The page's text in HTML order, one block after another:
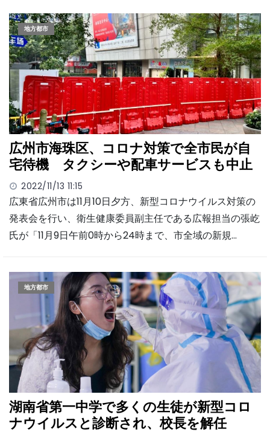
地方都市
広州市海珠区、コロナ対策で全市民が自
宅待機 タクシーや配車サービスも中止
2022/11/13 11:15
広東省広州市は11月10日夕方、新型コロナウイルス対策の
発表会を行い、衛生健康委員副主任である広報担当の張屹
氏が「11月9日午前0時から24時まで、市全域の新規…
地方都市
湖南省第一中学で多くの生徒が新型コロ
ナウイルスと診断され、校長を解任